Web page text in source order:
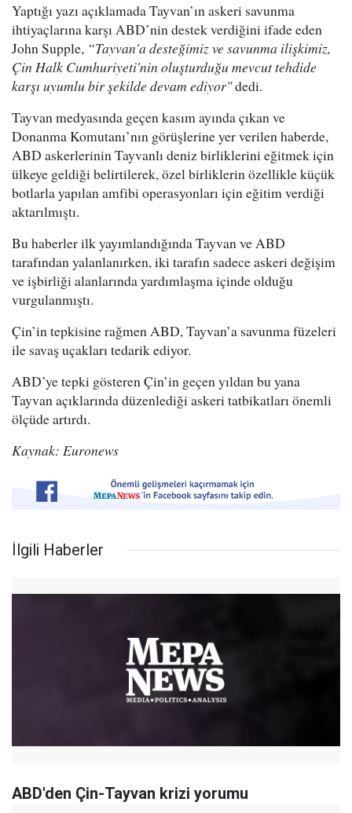
Yaptığı yazı açıklamada Tayvan’ın askeri savunma
ihtiyaçlarına karşı ABD’nin destek verdiğini ifade eden
John Supple, “Tayvan'a desteğimiz ve savunma ilişkimiz,
Çin Halk Cumhuriyeti'nin oluşturduğu mevcut tehdide
karşı uyumlu bir şekilde devam ediyor"dedi.
Tayvan medyasında geçen kasım ayında çıkan ve
Donanma Komutanı’nın görüşlerine yer verilen haberde,
ABD askerlerinin Tayvanlı deniz birliklerini eğitmek için
ülkeye geldiği belirtilerek, özel birliklerin özellikle küçük
botlarla yapılan amfibi operasyonları için eğitim verdiği
aktarılmıştı.
Bu haberler ilk yayımlandığında Tayvan ve ABD
tarafından yalanlanırken, iki tarafın sadece askeri değişim
ve işbirliği alanlarında yardımlaşma içinde olduğu
vurgulanmıştı.
Çin’in tepkisine rağmen ABD, Tayvan’a savunma füzeleri
ile savaş uçakları tedarik ediyor.
ABD’ye tepki gösteren Çin’in geçen yıldan bu yana
Tayvan açıklarında düzenlediği askeri tatbikatları önemli
ölçüde artırdı.
Kaynak: Euronews
İlgili Haberler
ABD'den Çin-Tayvan krizi yorumu